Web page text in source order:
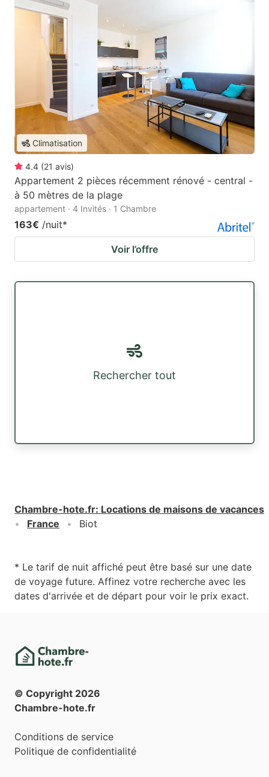
Climatisation
4.4 (21 avis)
Appartement 2 pièces récemment rénové - central -
à 50 mètres de la plage
appartement · 4 Invités · 1 Chambre
163€ /nuit*
Voir l’offre
Rechercher tout
Chambre-hote.fr: Locations de maisons de vacances
France
Biot
* Le tarif de nuit affiché peut être basé sur une date
de voyage future. Affinez votre recherche avec les
dates d'arrivée et de départ pour voir le prix exact.
© Copyright 2026
Chambre-hote.fr
Conditions de service
Politique de confidentialité